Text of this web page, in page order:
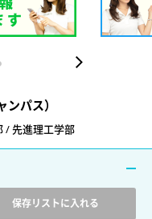
パス）
/ 先進理工学部
保存リストに入れる